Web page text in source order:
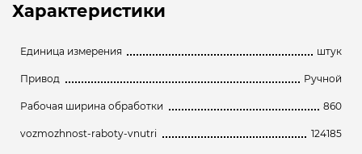
Характеристики
Единица измерения штук
Привод Ручной
Рабочая ширина обработки 860
vozmozhnost-raboty-vnutri 124185